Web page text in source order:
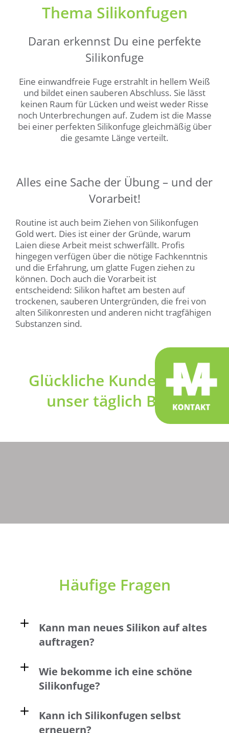
Thema Silikonfugen
Daran erkennst Du eine perfekte
Silikonfuge
Eine einwandfreie Fuge erstrahlt in hellem Weiß
und bildet einen sauberen Abschluss. Sie lässt
keinen Raum für Lücken und weist weder Risse
noch Unterbrechungen auf. Zudem ist die Masse
bei einer perfekten Silikonfuge gleichmäßig über
die gesamte Länge verteilt.
Alles eine Sache der Übung – und der
Vorarbeit!
Routine ist auch beim Ziehen von Silikonfugen
Gold wert. Dies ist einer der Gründe, warum
Laien diese Arbeit meist schwerfällt. Profis
hingegen verfügen über die nötige Fachkenntnis
und die Erfahrung, um glatte Fugen ziehen zu
können. Doch auch die Vorarbeit ist
entscheidend: Silikon haftet am besten auf
trockenen, sauberen Untergründen, die frei von
alten Silikonresten und anderen nicht tragfähigen
Substanzen sind.
Glückliche Kunden sind
unser täglich Brot!
Häufige Fragen
Kann man neues Silikon auf altes
auftragen?
Wie bekomme ich eine schöne
Silikonfuge?
Kann ich Silikonfugen selbst
erneuern?